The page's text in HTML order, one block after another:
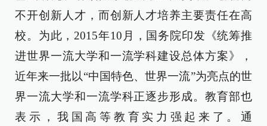
不开创新人才，而创新人才培养主要责任在高
校。为此，2015年10月，国务院印发《统筹推
进世界一流大学和一流学科建设总体方案》，
近年来一批以“中国特色、世界一流”为亮点的世
界一流大学和一流学科正逐步形成。教育部也
表示，我国高等教育实力强起来了。通